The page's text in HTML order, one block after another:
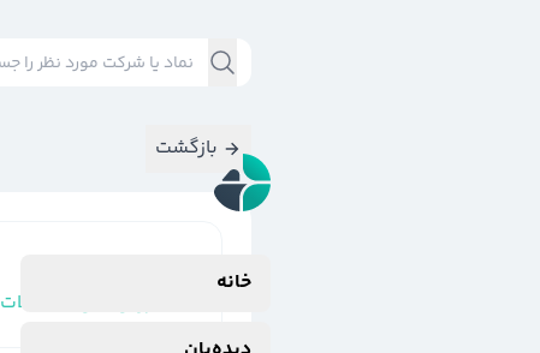
خانه
بازگشت
ارزش_کل_معاملات